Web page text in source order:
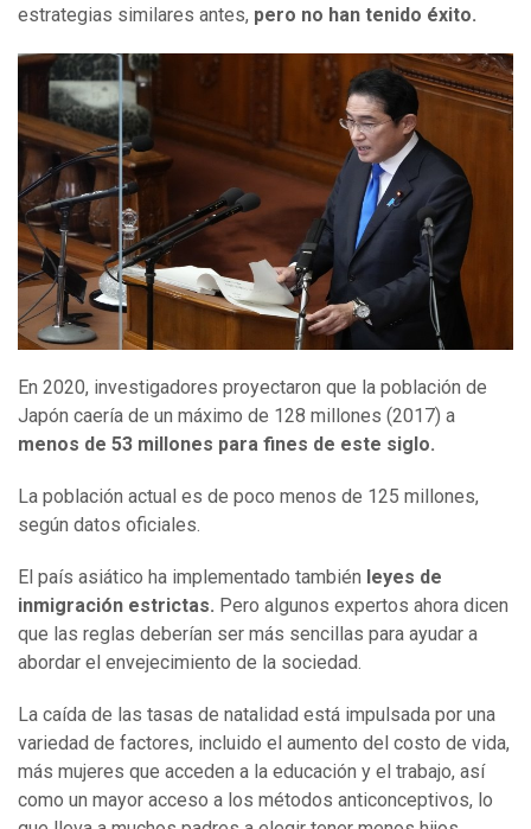
estrategias similares antes, pero no han tenido éxito.
En 2020, investigadores proyectaron que la población de
Japón caería de un máximo de 128 millones (2017) a
menos de 53 millones para fines de este siglo.
La población actual es de poco menos de 125 millones,
según datos oficiales.
El país asiático ha implementado también leyes de
inmigración estrictas. Pero algunos expertos ahora dicen
que las reglas deberían ser más sencillas para ayudar a
abordar el envejecimiento de la sociedad.
La caída de las tasas de natalidad está impulsada por una
variedad de factores, incluido el aumento del costo de vida,
más mujeres que acceden a la educación y el trabajo, así
como un mayor acceso a los métodos anticonceptivos, lo